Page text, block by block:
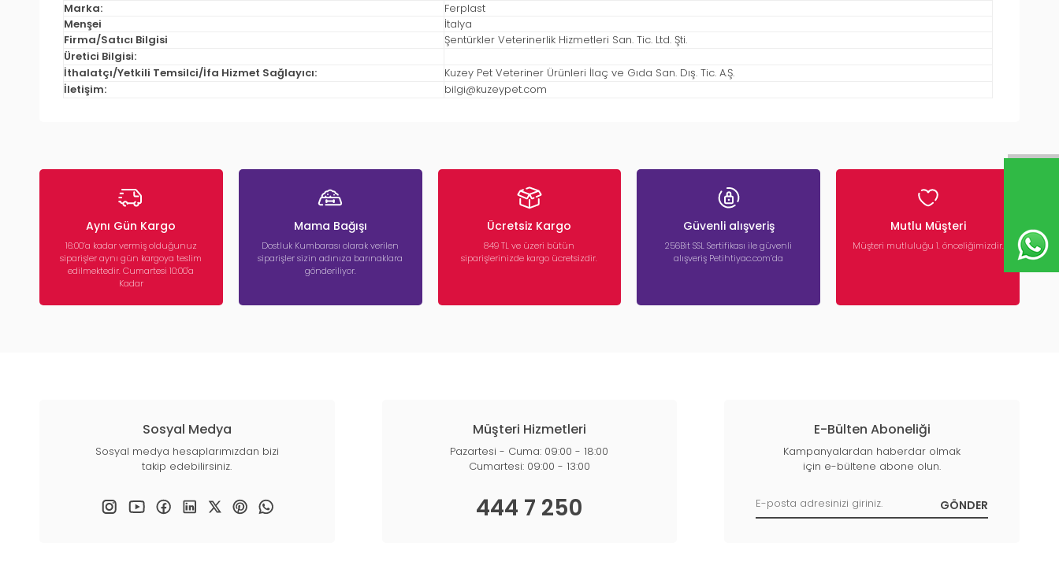
Marka:
Ferplast
Menşei
İtalya
Firma/Satıcı Bilgisi
Şentürkler Veterinerlik Hizmetleri San. Tic. Ltd. Şti.
Üretici Bilgisi:
İthalatçı/Yetkili Temsilci/İfa Hizmet Sağlayıcı:
Kuzey Pet Veteriner Ürünleri İlaç ve Gıda San. Dış. Tic. A.Ş.
İletişim:
bilgi@kuzeypet.com
Aynı Gün Kargo
16:00’a kadar vermiş olduğunuz
siparişler aynı gün kargoya teslim
edilmektedir. Cumartesi 10:00'a
Kadar
Mama Bağışı
Dostluk Kumbarası olarak verilen
siparişler sizin adınıza barınaklara
gönderiliyor.
Ücretsiz Kargo
849 TL ve üzeri bütün
siparişlerinizde kargo ücretsizdir.
Güvenli alışveriş
256Bit SSL Sertifikası ile güvenli
alışveriş Petihtiyac.com’da
Mutlu Müşteri
Müşteri mutluluğu 1. önceliğimizdir.
Sosyal Medya
Sosyal medya hesaplarımızdan bizi
takip edebilirsiniz.
Müşteri Hizmetleri
Pazartesi - Cuma: 09:00 - 18:00
Cumartesi: 09:00 - 13:00
444 7 250
E-Bülten Aboneliği
Kampanyalardan haberdar olmak
için e-bültene abone olun.